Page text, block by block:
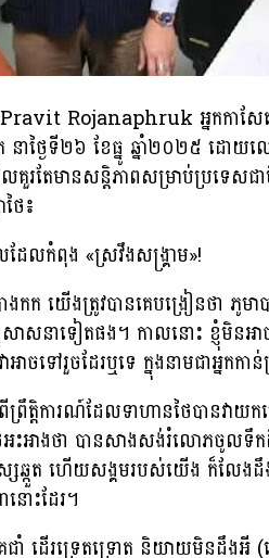
Rojanaphruk អ្នកកាសែត
នាថ្ងៃទី២៦ ខែធ្នូ ឆ្នាំ២០២៥ ដ
រតែមានសន្តិភាពសម្រាប់ប្រទេសជា
ៃ៖
ែលកំពុង «ស្រវឹងសង្គ្រាម»!
ងកក យើងត្រូវបានគេបង្រៀនថា ភូម
សាសនាទៀតផង។ កាលនោះ ខ្ញុំមិនអ
ាចទៅរួចដែរឬទេ ក្នុងនាមជាអ្នកកា
ត្តិការណ៍ដែលទាហានថៃបានវាយក
ះអាងថា បានសាងសង់រំលោភចូលទឹក
ស្សឆ្កួត ហើយសង្គមរបស់យើង ក៏លែង
ោះដែរ។
ជាំ ដើរទ្រេតទ្រោត និយាយមិនដឹង